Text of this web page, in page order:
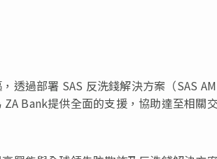
透過部署 SAS 反洗錢解決方案（SAS
Bank提供全面的支援，協助達至相關